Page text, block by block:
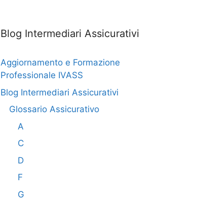
Blog Intermediari Assicurativi
Aggiornamento e Formazione
Professionale IVASS
Blog Intermediari Assicurativi
Glossario Assicurativo
A
C
D
F
G